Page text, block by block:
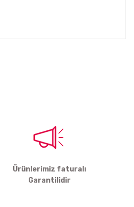
Ürünlerimiz faturalı
Garantilidir